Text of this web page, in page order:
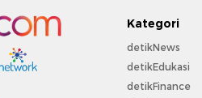
Kategori
detikNews
detikEdukasi
detikFinance